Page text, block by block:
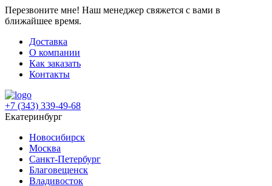
Перезвоните мне! Наш менеджер свяжется с вами в
ближайшее время.
Доставка
О компании
Как заказать
Контакты
+7 (343) 339-49-68
Екатеринбург
Новосибирск
Москва
Санкт-Петербург
Благовещенск
Владивосток